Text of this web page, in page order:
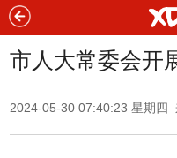
市人大常委会开
2024-05-30 07:40:23 星期四